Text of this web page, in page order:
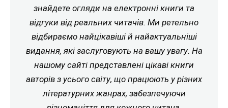
знайдете огляди на електронні книги та
відгуки від реальних читачів. Ми ретельно
відбираємо найцікавіші й найактуальніші
видання, які заслуговують на вашу увагу. На
нашому сайті представлені цікаві книги
авторів з усього світу, що працюють у різних
літературних жанрах, забезпечуючи